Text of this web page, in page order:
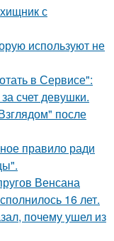
с
используют не
в Сервисе":
счет девушки.
после
правило ради
Венсана
16 лет.
почему ушел из